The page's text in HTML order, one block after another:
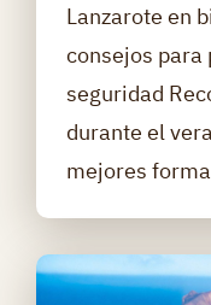
Lanzarote en
consejos para
seguridad
durante el
mejores